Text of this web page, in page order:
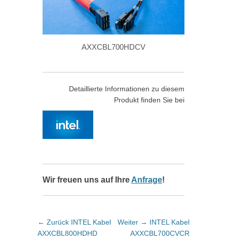
AXXCBL700HDCV
Detaillierte Informationen zu diesem
Produkt finden Sie bei
Wir freuen uns auf Ihre Anfrage!
Beitragsnavigation
← Zurück Vorheriger
Beitrag:
INTEL Kabel
AXXCBL800HDHD
Weiter → Nächster
Beitrag:
INTEL Kabel
AXXCBL700CVCR